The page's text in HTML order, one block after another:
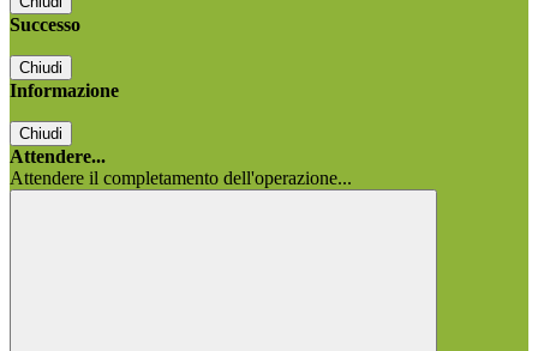
Successo
Chiudi
Informazione
Chiudi
Attendere...
Attendere il completamento dell'operazione...